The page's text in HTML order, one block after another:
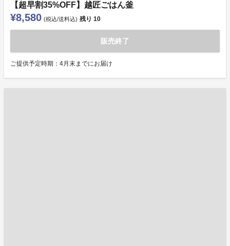
【超早割35%OFF】越匠ごはん釜
¥8,580 (税込/送料込) 残り 10
販売終了
ご提供予定時期：4月末までにお届け